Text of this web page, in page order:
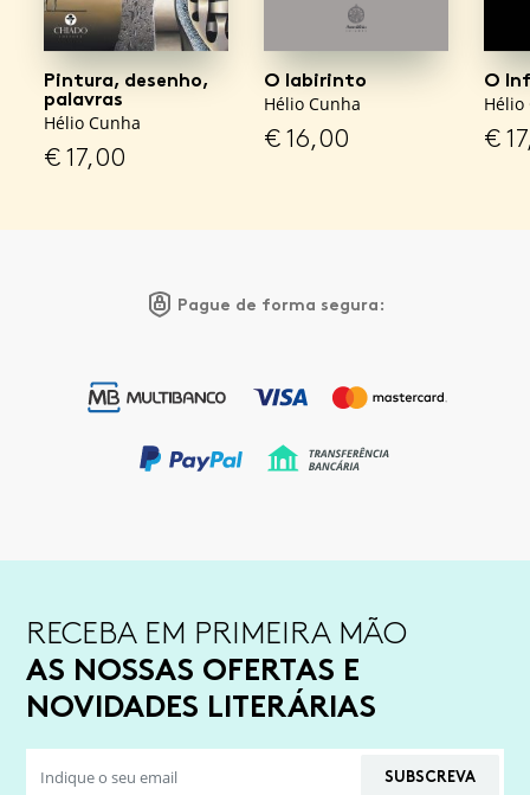
Pintura, desenho,
palavras
Hélio Cunha
€17,00
O labirinto
Hélio Cunha
€16,00
O
Hélio
€
Pague de forma segura:
RECEBA EM PRIMEIRA MÃO
AS NOSSAS OFERTAS E
NOVIDADES LITERÁRIAS
SUBSCREVA